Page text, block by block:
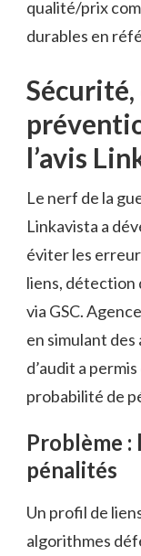
qualité/prix
durables en
l’avis
Le nerf de la
Linkavista a
éviter les
liens, détection
via GSC.
en simulant des
d’audit a
probabilité de
Problème :
pénalités
Un profil de
algorithmes